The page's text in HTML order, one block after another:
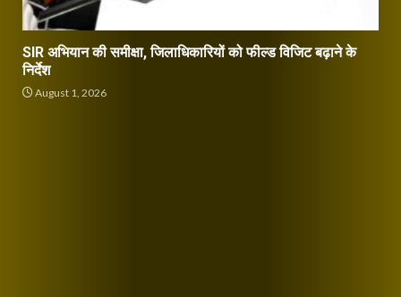
SIR अभियान की समीक्षा, जिलाधिकारियों को फील्ड विजिट बढ़ाने के
निर्देश
August 1, 2026